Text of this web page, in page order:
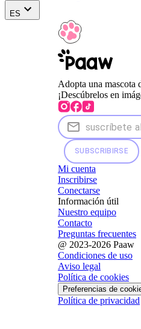
ES
Adopta una mascota
¡Descúbrelos en
SUBSCRIBIRSE
Mi cuenta
Inscribirse
Conectarse
Información útil
Nuestro equipo
Contacto
Preguntas frecuentes
@ 2023-2026 Paaw
Condiciones de uso
Aviso legal
Política de cookies
Preferencias de
Política de privacidad